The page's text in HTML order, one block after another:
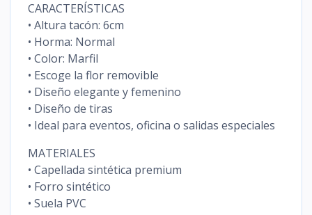
CARACTERÍSTICAS
• Altura tacón: 6cm
• Horma: Normal
• Color: Marfil
• Escoge la flor removible
• Diseño elegante y femenino
• Diseño de tiras
• Ideal para eventos, oficina o salidas especiales
MATERIALES
• Capellada sintética premium
• Forro sintético
• Suela PVC